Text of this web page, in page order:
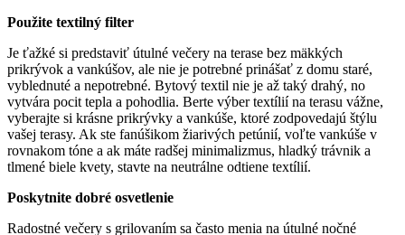
Použite textilný filter
Je ťažké si predstaviť útulné večery na terase bez mäkkých
prikrývok a vankúšov, ale nie je potrebné prinášať z domu staré,
vyblednuté a nepotrebné. Bytový textil nie je až taký drahý, no
vytvára pocit tepla a pohodlia. Berte výber textílií na terasu vážne,
vyberajte si krásne prikrývky a vankúše, ktoré zodpovedajú štýlu
vašej terasy. Ak ste fanúšikom žiarivých petúnií, voľte vankúše v
rovnakom tóne a ak máte radšej minimalizmus, hladký trávnik a
tlmené biele kvety, stavte na neutrálne odtiene textílií.
Poskytnite dobré osvetlenie
Radostné večery s grilovaním sa často menia na útulné nočné